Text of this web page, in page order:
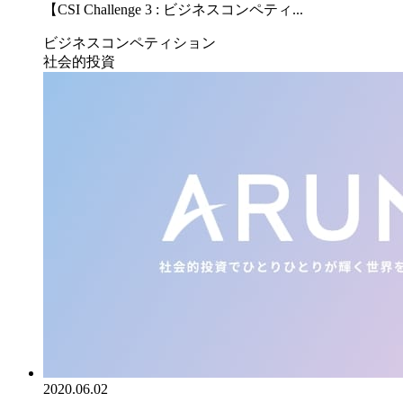
【CSI Challenge 3 : ビジネスコンペティ...
ビジネスコンペティション
社会的投資
2020.06.02